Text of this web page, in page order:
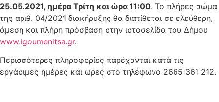
25.05.2021, ημέρα Τρίτη και ώρα 11:00. Το πλήρες σώμα
της αριθ. 04/2021 διακήρυξης θα διατίθεται σε ελεύθερη,
άμεση και πλήρη πρόσβαση στην ιστοσελίδα του Δήμου
www.igoumenitsa.gr.
Περισσότερες πληροφορίες παρέχονται κατά τις
εργάσιμες ημέρες και ώρες στο τηλέφωνο 2665 361 212.